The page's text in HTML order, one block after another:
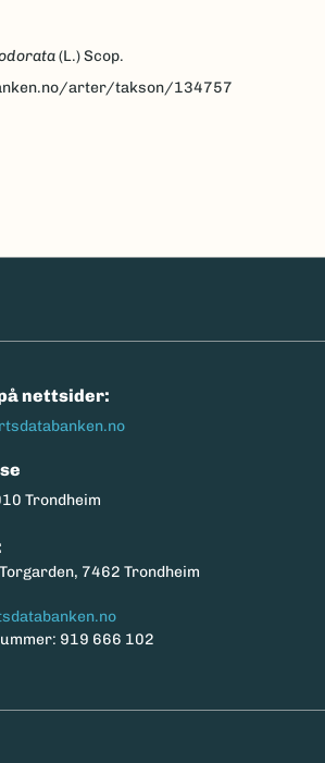
(L.) Scop.
arter/takson/134757
nettsider:
Trondheim
7462 Trondheim
919 666 102